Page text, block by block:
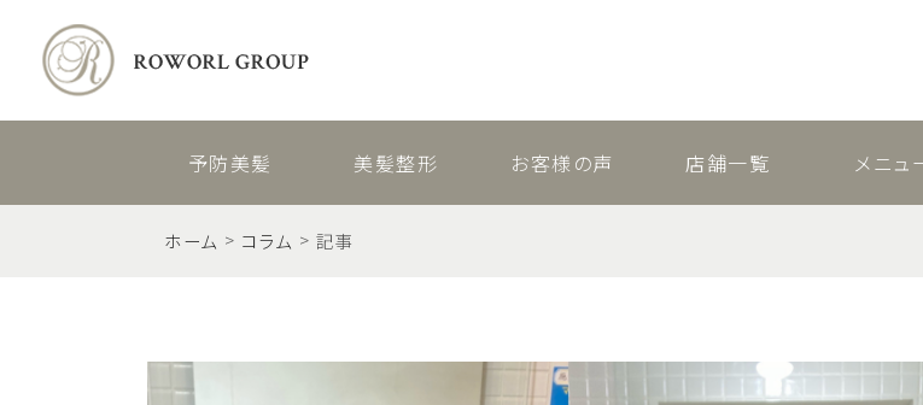
予防美髪 美髪整形 お客様の声 店舗一覧 メニュ
ホーム コラム 記事